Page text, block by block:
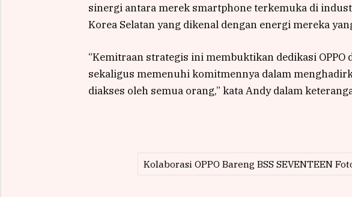
sinergi antara merek smartphone terkemuka di
Korea Selatan yang dikenal dengan energi mereka
“Kemitraan strategis ini membuktikan dedikasi
sekaligus memenuhi komitmennya dalam
diakses oleh semua orang,” kata Andy dalam
Kolaborasi OPPO Bareng BSS SEVENTEEN